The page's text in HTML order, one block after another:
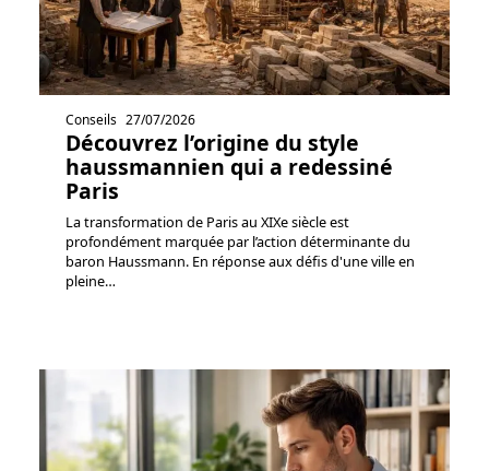
Conseils 27/07/2026
Découvrez l’origine du style
haussmannien qui a redessiné
Paris
La transformation de Paris au XIXe siècle est
profondément marquée par l’action déterminante du
baron Haussmann. En réponse aux défis d'une ville en
pleine…